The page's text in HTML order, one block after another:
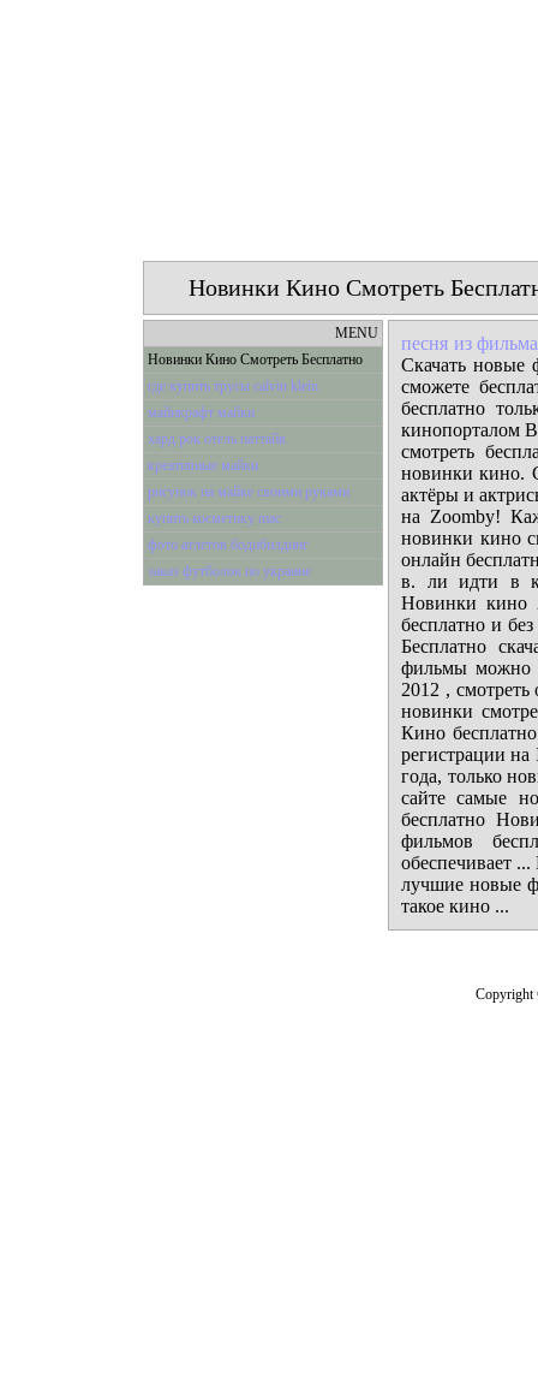
Новинки Кино Смотреть
MENU
Новинки Кино Смотреть Бесплатно
где купить трусы calvin klein
майнкрафт майки
хард рок отель паттайя
креативные майки
рисунок на майке своими руками
купить косметику mac
фото атлетов бодибилдинг
заказ футболок по украине
песня из
Скачать новые
сможете
бесплатно
кинопорталом
смотреть
новинки кино.
актёры и
на Zoomby!
новинки кино
онлайн
в. ли идти в
Новинки кино
бесплатно и
Бесплатно
фильмы можно
2012 ,
новинки
Кино
регистрации
года, только
сайте самые
бесплатно
фильмов
обеспечивает
лучшие новые
такое кино ...
Copyright